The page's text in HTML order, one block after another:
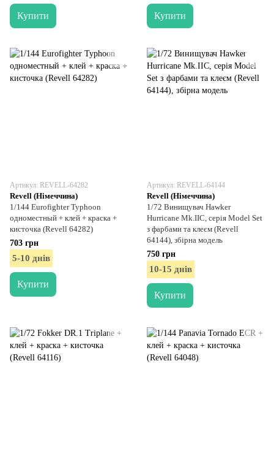
Купити Купити
Артикул: REVELL-64282
Revell (Німеччина)
1/144 Eurofighter Typhoon
одноместный + клей + краска +
кисточка (Revell 64282)
703 грн
5-10 днів
Купити
Артикул: REVELL-64144
Revell (Німеччина)
1/72 Винищувач Hawker
Hurricane Mk.IIС, серія Model Set
з фарбами та клеєм (Revell
64144), збірна модель
750 грн
10-15 днів
Купити